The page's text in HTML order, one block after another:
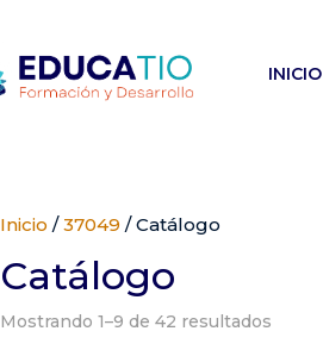
INICIO
Inicio /37049 / Catálogo
Catálogo
Mostrando 1–9 de 42 resultados